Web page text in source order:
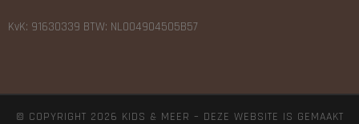
KvK: 91630339 BTW: NL004904505B57
© COPYRIGHT 2026 KIDS & MEER – DEZE WEBSITE IS GEMAAKT